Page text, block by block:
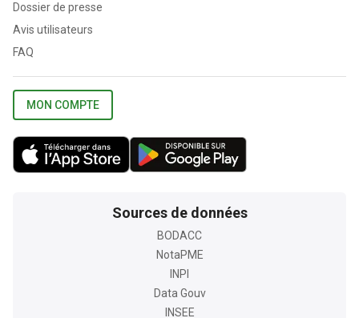
Dossier de presse
Avis utilisateurs
FAQ
MON COMPTE
Sources de données
BODACC
NotaPME
INPI
Data Gouv
INSEE